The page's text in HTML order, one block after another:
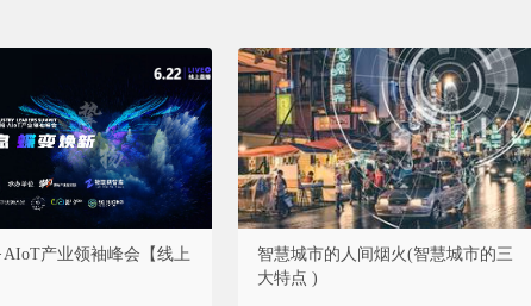
产业领袖峰会【线上
智慧城市的人间烟火(智慧城市的三
大特点 )